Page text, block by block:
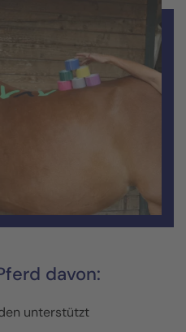
davon:
unterstützt